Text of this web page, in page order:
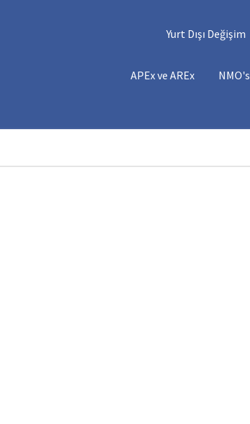
Yurt Dışı Değişim
MENÜSÜ
APEx ve AREx NMO's